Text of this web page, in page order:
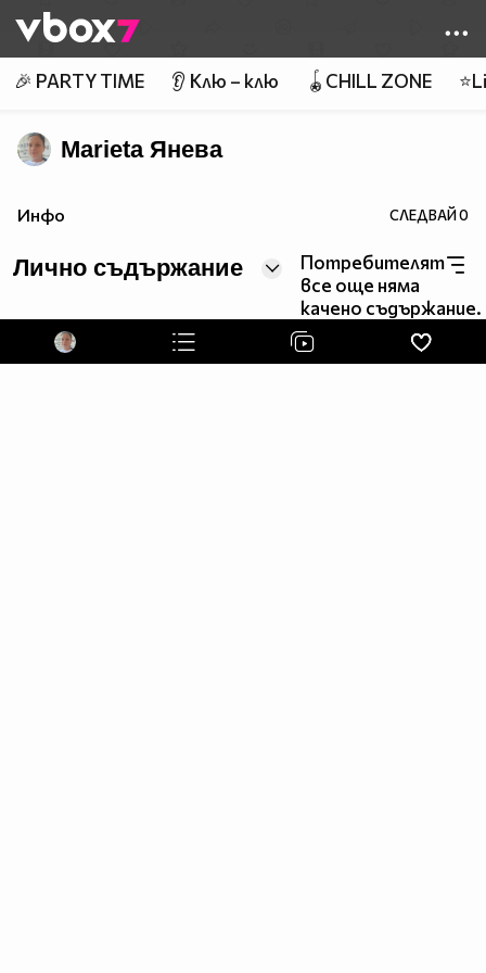
👾
🎉 PARTY TIME 👂 Клю – клю 🪀CHILL ZONE
Marieta Яневa
Инфо СЛЕДВАЙ0
Лично съдържание
Потребителят
все още няма
качено съдържание.